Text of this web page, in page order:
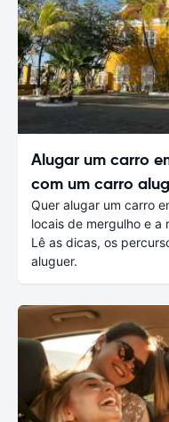
Alugar um carro
com um carro
Quer alugar um carro
locais de mergulho e a
Lê as dicas, os
aluguer.